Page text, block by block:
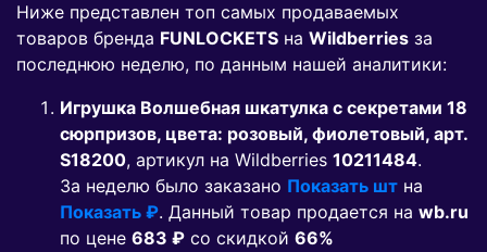
Ниже представлен топ самых продаваемых
товаров бренда FUNLOCKETS на Wildberries за
последнюю неделю, по данным нашей аналитики:
Игрушка Волшебная шкатулка с секретами 18
сюрпризов, цвета: розовый, фиолетовый, арт.
S18200, артикул на Wildberries 10211484.
За неделю было заказано Показать шт на
Показать ₽. Данный товар продается на wb.ru
по цене 683 ₽ co скидкой 66%